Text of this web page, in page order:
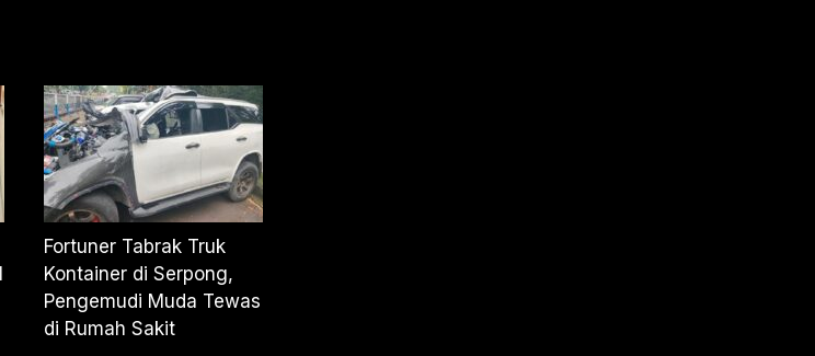
Fortuner Tabrak Truk
Kontainer di Serpong,
Pengemudi Muda Tewas
di Rumah Sakit